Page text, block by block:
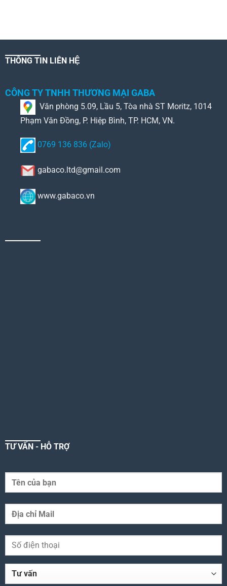
THÔNG TIN LIÊN HỆ
CÔNG TY TNHH THƯƠNG MẠI GABA
Văn phòng 5.09, Lầu 5, Tòa nhà ST Moritz, 1014
Phạm Văn Đồng, P. Hiệp Bình, TP. HCM, VN.
0769 136 836 (Zalo)
gabaco.ltd@gmail.com
www.gabaco.vn
TƯ VẤN - HỖ TRỢ